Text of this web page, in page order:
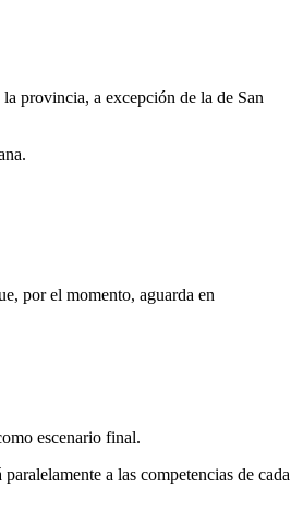
provincia, a excepción de la de San
por el momento, aguarda en
escenario final.
a las competencias de cada